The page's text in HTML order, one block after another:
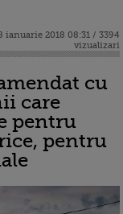
ianuarie 2018 08:31 / 3394
vizualizari
cu
care
pentru
pentru